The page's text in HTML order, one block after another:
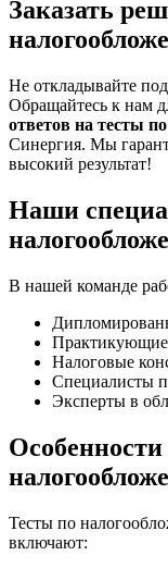
Заказать
Не откладывайте
Обращайтесь к нам
ответов на тесты
Синергия. Мы
высокий результат!
Наши
В нашей команде
Практикующие
Налоговые
Специалисты
Эксперты в
Особенности
Тесты по
включают: